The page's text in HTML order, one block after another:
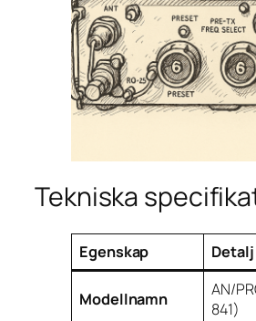
Tekniska
Egenskap Detalj
Modellnamn
AN/
841)